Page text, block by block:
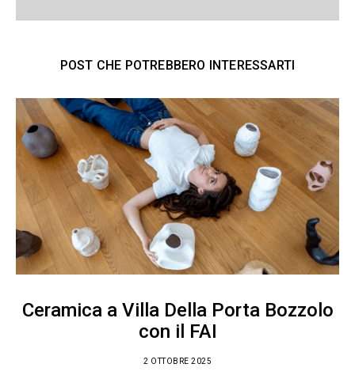
POST CHE POTREBBERO INTERESSARTI
Ceramica a Villa Della Porta Bozzolo
con il FAI
2 OTTOBRE 2025